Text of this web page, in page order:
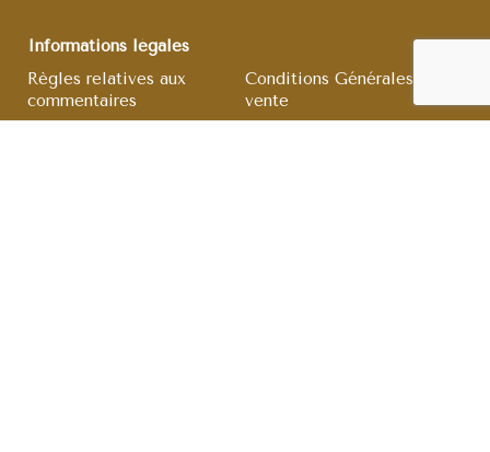
Informations légales
Règles relatives aux
commentaires
Conditions Générales de
vente